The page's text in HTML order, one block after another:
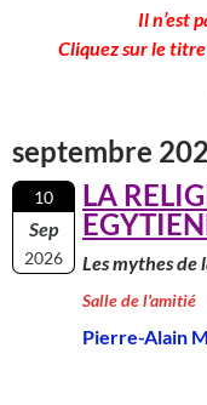
Il n’est
Cliquez sur le
septembre
10
Sep
2026
LA
Les mythes de
Salle de l'amitié
Pierre-Alain